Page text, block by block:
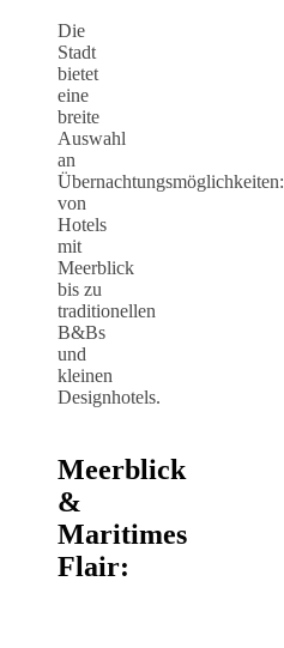
Die
Stadt
bietet
eine
breite
Auswahl
an
Übernachtungsmöglichkeiten:
von
Hotels
mit
Meerblick
bis zu
traditionellen
B&Bs
und
kleinen
Designhotels.
Meerblick
&
Maritimes
Flair: